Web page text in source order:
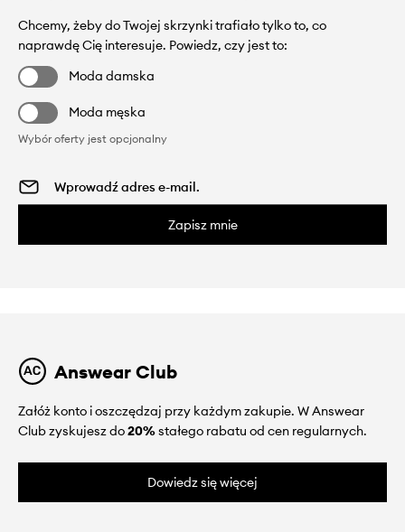
Chcemy, żeby do Twojej skrzynki trafiało tylko to, co
naprawdę Cię interesuje. Powiedz, czy jest to:
Moda damska
Moda męska
Wybór oferty jest opcjonalny
Zapisz mnie
Answear Club
Załóż konto i oszczędzaj przy każdym zakupie. W Answear
Club zyskujesz do20%stałego rabatu od cen regularnych.
Dowiedz się więcej